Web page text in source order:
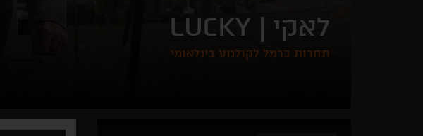
לאקי | LUCKY
תחרות כרמל לקולנוע בינלאומי